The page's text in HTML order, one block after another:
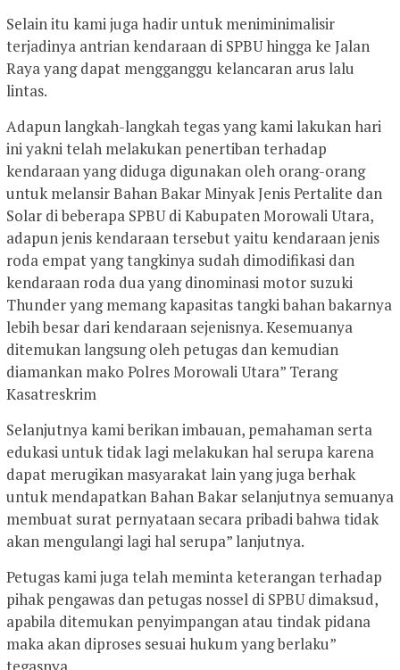
Selain itu kami juga hadir untuk meniminimalisir
terjadinya antrian kendaraan di SPBU hingga ke Jalan
Raya yang dapat mengganggu kelancaran arus lalu
lintas.
Adapun langkah-langkah tegas yang kami lakukan hari
ini yakni telah melakukan penertiban terhadap
kendaraan yang diduga digunakan oleh orang-orang
untuk melansir Bahan Bakar Minyak Jenis Pertalite dan
Solar di beberapa SPBU di Kabupaten Morowali Utara,
adapun jenis kendaraan tersebut yaitu kendaraan jenis
roda empat yang tangkinya sudah dimodifikasi dan
kendaraan roda dua yang dinominasi motor suzuki
Thunder yang memang kapasitas tangki bahan bakarnya
lebih besar dari kendaraan sejenisnya. Kesemuanya
ditemukan langsung oleh petugas dan kemudian
diamankan mako Polres Morowali Utara” Terang
Kasatreskrim
Selanjutnya kami berikan imbauan, pemahaman serta
edukasi untuk tidak lagi melakukan hal serupa karena
dapat merugikan masyarakat lain yang juga berhak
untuk mendapatkan Bahan Bakar selanjutnya semuanya
membuat surat pernyataan secara pribadi bahwa tidak
akan mengulangi lagi hal serupa” lanjutnya.
Petugas kami juga telah meminta keterangan terhadap
pihak pengawas dan petugas nossel di SPBU dimaksud,
apabila ditemukan penyimpangan atau tindak pidana
maka akan diproses sesuai hukum yang berlaku”